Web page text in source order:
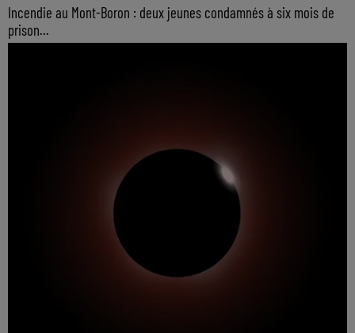
Incendie au Mont-Boron : deux jeunes condamnés à six mois de
prison...